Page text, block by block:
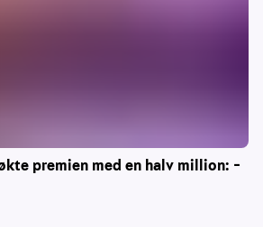
premien med en halv million: –